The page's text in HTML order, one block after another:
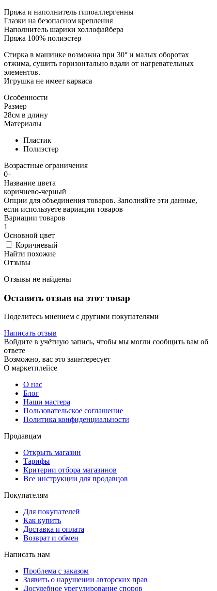
Пряжа и наполнитель гипоаллергенны
Глазки на безопасном крепления
Наполнитель шарики холлофайбера
Пряжа 100% полиэстер
Стирка в машинке возможна при 30° и малых оборотах
отжима, сушить горизонтально вдали от нагревательных
элементов.
Игрушка не имеет каркаса
Особенности
Размер
28см в длину
Материалы
Пластик
Полиэстер
Возрастные ограничения
0+
Название цвета
коричнево-черный
Опции для объединения товаров. Заполняйте эти данные,
если используете вариации товаров
Вариации товаров
1
Основной цвет
Коричневый
Найти похожие
Отзывы
Отзывы не найдены
Оставить отзыв на этот товар
Поделитесь мнением с другими покупателями
Написать отзыв
Войдите в учётную запись, чтобы мы могли сообщить вам об
ответе
Возможно, вас это заинтересует
О маркетплейсе
О нас
Блог
Наши мастера
Пользовательское соглашение
Политика конфиденциальности
Продавцам
Открыть магазин
Тарифы
Критерии отбора магазинов
Все инструкции для продавцов
Покупателям
Для покупателей
Как купить
Доставка и оплата
Возврат и обмен
Написать нам
Проблема с заказом
Заявить о нарушении авторских прав
Досудебное урегулирование споров